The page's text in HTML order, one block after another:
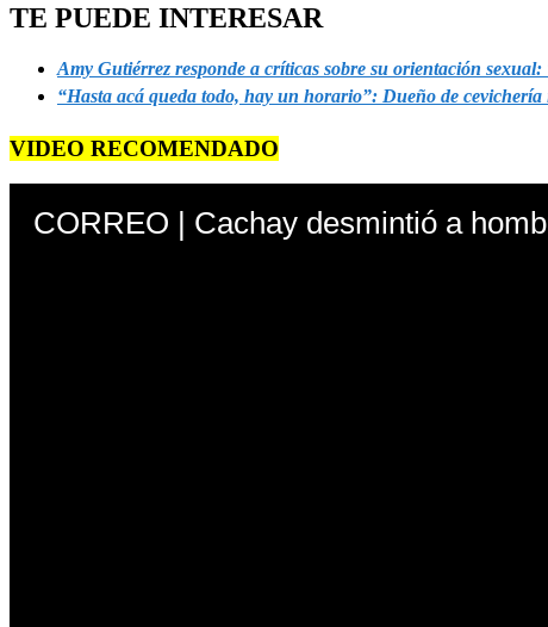
TE PUEDE INTERESAR
Amy Gutiérrez responde a críticas sobre su orientación
“Hasta acá queda todo, hay un horario”: Dueño de
VIDEO RECOMENDADO
CORREO | Cachay desmintió a